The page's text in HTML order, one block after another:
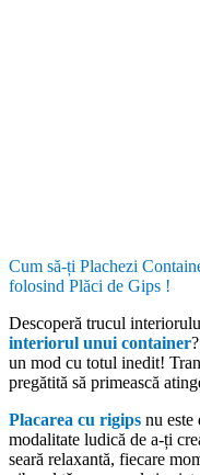
Cum să-ți Plachezi
folosind Plăci de Gips !
Descoperă trucul
interiorul unui container
un mod cu totul inedit!
pregătită să primească
Placarea cu rigips nu este
modalitate ludică de a-ți
seară relaxantă, fiecare